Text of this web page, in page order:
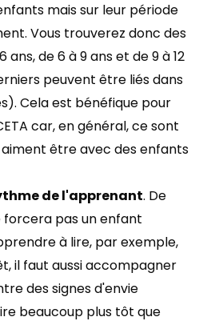
mais sur leur période
Vous trouverez donc des
ans, de 6 à 9 ans et de 9 à 12
peuvent être liés dans
Cela est bénéfique pour
car, en général, ce sont
être avec des enfants
de l'apprenant. De
forcera pas un enfant
à lire, par exemple,
il faut aussi accompagner
des signes d'envie
beaucoup plus tôt que